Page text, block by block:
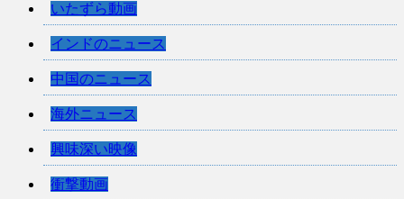
いたずら動画
インドのニュース
中国のニュース
海外ニュース
興味深い映像
衝撃動画